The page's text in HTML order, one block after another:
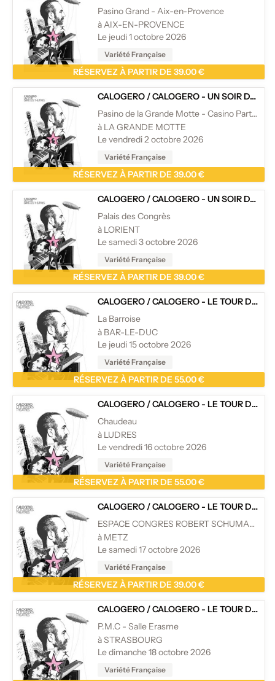
Pasino Grand - Aix-en-Provence
à AIX-EN-PROVENCE
Le jeudi 1 octobre 2026
Variété Française
RÉSERVEZ À PARTIR DE 39.00 €
CALOGERO /CALOGERO - UN SOIR DANS LES THÉÂTRES
Pasino de la Grande Motte - Casino Partouche
à LA GRANDE MOTTE
Le vendredi 2 octobre 2026
Variété Française
RÉSERVEZ À PARTIR DE 39.00 €
CALOGERO /CALOGERO - UN SOIR DANS LES THÉÂTRES
Palais des Congrès
à LORIENT
Le samedi 3 octobre 2026
Variété Française
RÉSERVEZ À PARTIR DE 39.00 €
CALOGERO /CALOGERO - LE TOUR DES THÉÂTRES
La Barroise
à BAR-LE-DUC
Le jeudi 15 octobre 2026
Variété Française
RÉSERVEZ À PARTIR DE 55.00 €
CALOGERO /CALOGERO - LE TOUR DES THÉÂTRES
Chaudeau
à LUDRES
Le vendredi 16 octobre 2026
Variété Française
RÉSERVEZ À PARTIR DE 55.00 €
CALOGERO /CALOGERO - LE TOUR DES THÉÂTRES
ESPACE CONGRES ROBERT SCHUMANN
à METZ
Le samedi 17 octobre 2026
Variété Française
RÉSERVEZ À PARTIR DE 39.00 €
CALOGERO /CALOGERO - LE TOUR DES THÉÂTRES
P.M.C - Salle Erasme
à STRASBOURG
Le dimanche 18 octobre 2026
Variété Française